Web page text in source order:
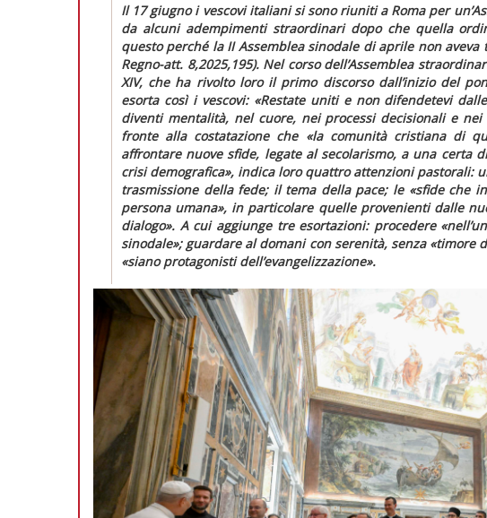
Il 17 giugno i vescovi italiani si sono riuniti a Roma per
da alcuni adempimenti straordinari dopo che quella
questo perché la II Assemblea sinodale di aprile non aveva
Regno-att. 8,2025,195). Nel corso dell’Assemblea
XIV, che ha rivolto loro il primo discorso dall’inizio del
esorta così i vescovi: «Restate uniti e non difendetevi
diventi mentalità, nel cuore, nei processi decisionali e
fronte alla costatazione che «la comunità cristiana di
affrontare nuove sfide, legate al secolarismo, a una certa
crisi demografica», indica loro quattro attenzioni pastorali:
trasmissione della fede; il tema della pace; le «sfide che
persona umana», in particolare quelle provenienti dalle
dialogo». A cui aggiunge tre esortazioni: procedere
sinodale»;guardare al domani con serenità, senza «timore
«siano protagonisti dell’evangelizzazione».